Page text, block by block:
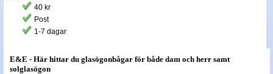
40 kr
Post
1-7 dagar
E&E - Här hittar du glasögonbågar för både dam och herr samt
solglasögon